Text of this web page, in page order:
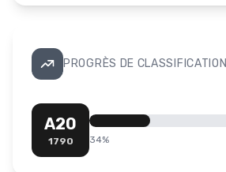
PROGRÈS DE CLASSIFICATION
A20
1790 34%